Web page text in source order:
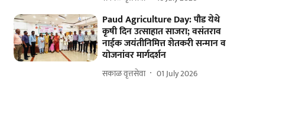
Paud Agriculture Day: पौड येथे
कृषी दिन उत्साहात साजरा; वसंतराव
नाईक जयंतीनिमित्त शेतकरी सन्मान व
योजनांवर मार्गदर्शन
सकाळ वृत्तसेवा 01 July 2026